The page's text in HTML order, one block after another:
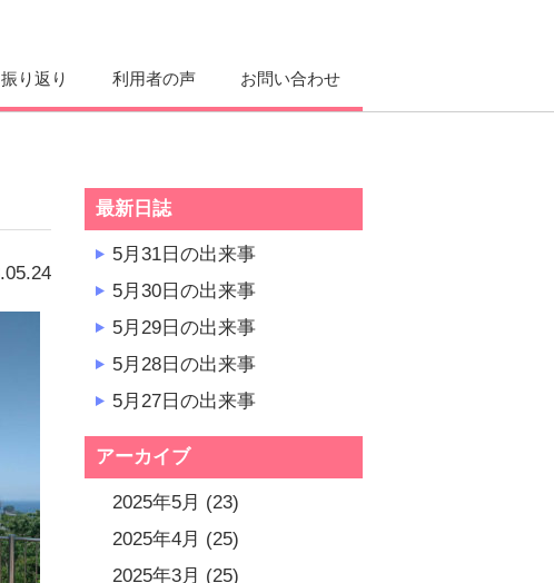
り返り 利用者の声 お問い合わせ
最新日誌
5月31日の出来事
5月30日の出来事
5月29日の出来事
5月28日の出来事
5月27日の出来事
アーカイブ
2025年5月 (23)
2025年4月 (25)
2025年3月 (25)